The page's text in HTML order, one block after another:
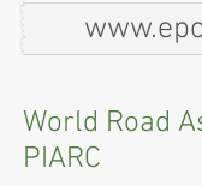
World Road
PIARC